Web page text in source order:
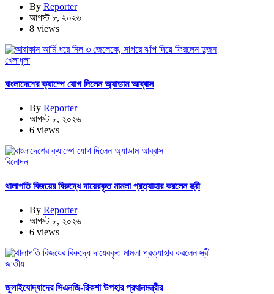
By Reporter
আগস্ট ৮, ২০২৬
8 views
খেলাধুলা
বাংলাদেশের ক্যাম্পে যোগ দিলেন অ্যাডাম আব্বাস
By Reporter
আগস্ট ৮, ২০২৬
6 views
বিনোদন
থালাপতি বিজয়ের বিরুদ্ধে দায়েরকৃত মামলা প্রত্যাহার করলেন স্ত্রী
By Reporter
আগস্ট ৮, ২০২৬
6 views
জাতীয়
জুলাইযোদ্ধাদের সিএনজি-রিকশা উপহার প্রধানমন্ত্রীর